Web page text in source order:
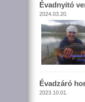
Évadnyitó
2024.03.20.
Évadzáró
2023.10.01.